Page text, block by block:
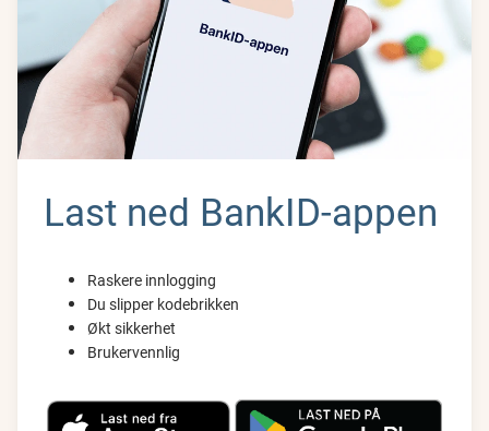
Last ned BankID-appen
Raskere innlogging
Du slipper kodebrikken
Økt sikkerhet
Brukervennlig